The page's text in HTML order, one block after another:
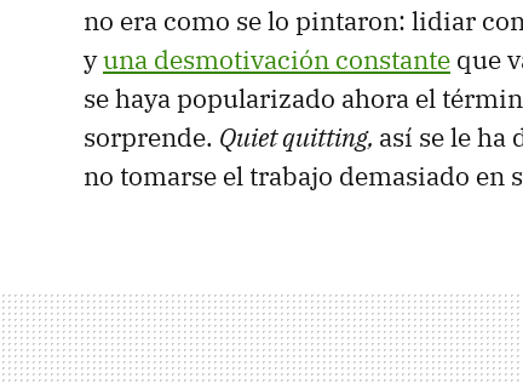
no era como se lo pintaron: lidiar
yuna desmotivación constante que
se haya popularizado ahora el
sorprende. Quiet quitting, así se le ha
no tomarse el trabajo demasiado en